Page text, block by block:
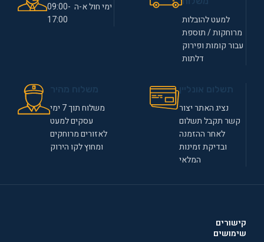
למעט להובלות
מרוחקות / תוספת
עבור קומות ופירוק
דלתות
ימי חול א-ה 09:00-
17:00
נציג האתר יצור
קשר תקבל תשלום
לאחר ההזמנה
ובדיקת זמינות
המלאי
משלוח תוך 7 ימי
עסקים למעט
לאזורים מרוחקים
ומחוץ לקו הירוק
קישורים
שימושים